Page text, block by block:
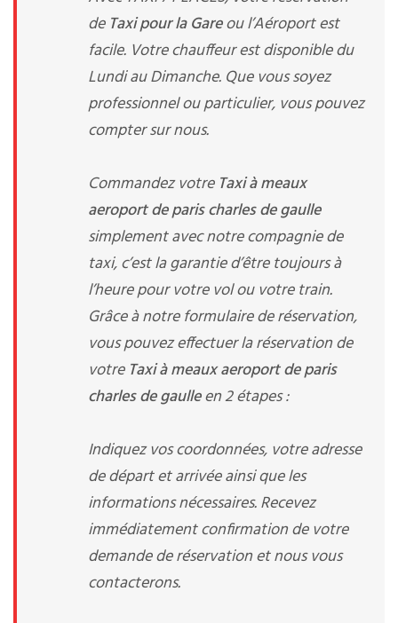
de Taxi pour la Gareou l’Aéroport est
facile. Votre chauffeur est disponible du
Lundi au Dimanche. Que vous soyez
professionnel ou particulier, vous pouvez
compter sur nous.
Commandez votre Taxi à meaux
aeroport de paris charles de gaulle
simplement avec notre compagnie de
taxi, c’est la garantie d’être toujours à
l’heure pour votre vol ou votre train.
Grâce à notre formulaire de réservation,
vous pouvez effectuer la réservation de
votre Taxi à meaux aeroport de paris
charles de gaulleen 2 étapes :
Indiquez vos coordonnées, votre adresse
de départ et arrivée ainsi que les
informations nécessaires. Recevez
immédiatement confirmation de votre
demande de réservation et nous vous
contacterons.